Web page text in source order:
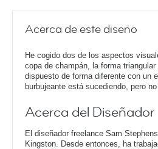
Acerca de este diseño
He cogido dos de los aspectos
copa de champán, la forma
dispuesto de forma diferente con un
burbujeante está sucediendo, pero
Acerca del Diseñador
El diseñador freelance Sam
Kingston. Desde entonces, ha